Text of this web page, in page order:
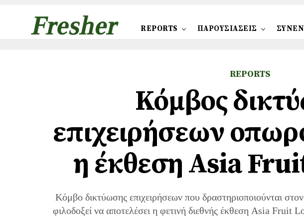
REPORTS ΠΑΡΟΥΣΙΑΣΕΙΣ
REPORTS
Κόμβος
επιχειρήσεων
η έκθεση Asia
Κόμβο δικτύωσης επιχειρήσεων που δραστηριοποιούνται
φιλοδοξεί να αποτελέσει η φετινή διεθνής έκθεση Asia Fruit